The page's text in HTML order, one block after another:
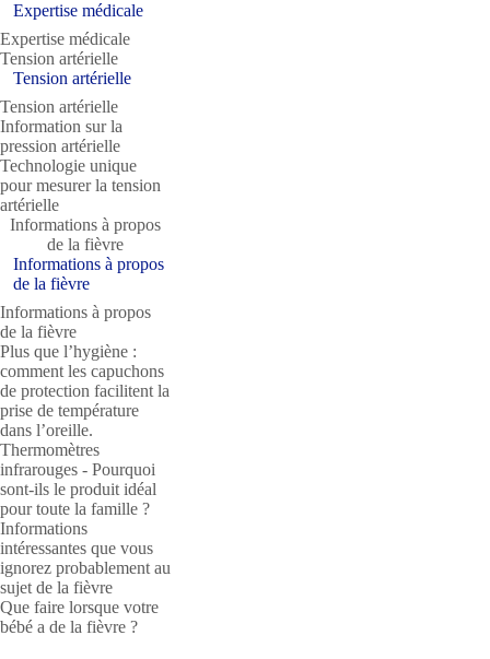
Expertise médicale
Expertise médicale
Tension artérielle
Tension artérielle
Tension artérielle
Information sur la
pression artérielle
Technologie unique
pour mesurer la tension
artérielle
Informations à propos
de la fièvre
Informations à propos
de la fièvre
Informations à propos
de la fièvre
Plus que l’hygiène :
comment les capuchons
de protection facilitent la
prise de température
dans l’oreille.
Thermomètres
infrarouges - Pourquoi
sont-ils le produit idéal
pour toute la famille ?
Informations
intéressantes que vous
ignorez probablement au
sujet de la fièvre
Que faire lorsque votre
bébé a de la fièvre ?